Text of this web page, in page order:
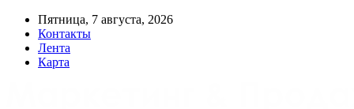
Пятница, 7 августа, 2026
Контакты
Лента
Карта